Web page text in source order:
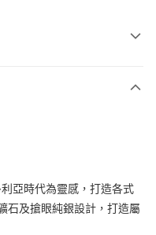
亞時代為靈感，打造各式
石及搶眼純銀設計，打造屬